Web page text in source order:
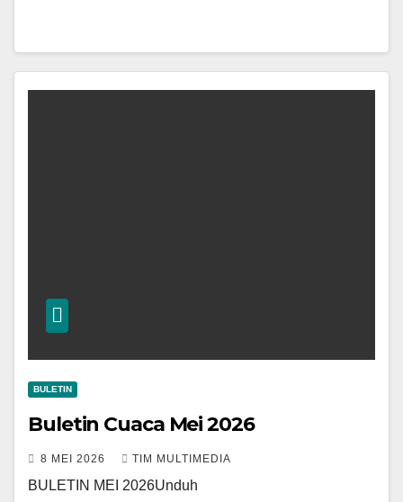
BULETIN
Buletin Cuaca Mei 2026
8 MEI 2026 TIM MULTIMEDIA
BULETIN MEI 2026Unduh